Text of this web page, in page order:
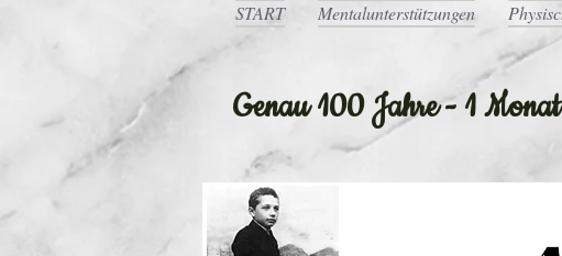
START Mentalunterstützungen
Genau 100 Jahre - 1 Monat